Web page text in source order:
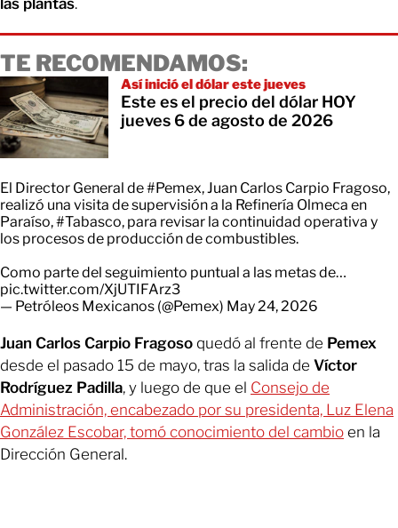
las plantas.
TE RECOMENDAMOS:
Así inició el dólar este jueves
Este es el precio del dólar HOY
jueves 6 de agosto de 2026
El Director General de#Pemex, Juan Carlos Carpio Fragoso,
realizó una visita de supervisión a la Refinería Olmeca en
Paraíso,#Tabasco, para revisar la continuidad operativa y
los procesos de producción de combustibles.
Como parte del seguimiento puntual a las metas de…
pic.twitter.com/XjUTIFArz3
— Petróleos Mexicanos (@Pemex) May 24, 2026
Juan Carlos Carpio Fragoso quedó al frente de Pemex
desde el pasado 15 de mayo, tras la salida de Víctor
Rodríguez Padilla, y luego de que el Consejo de
Administración, encabezado por su presidenta, Luz Elena
González Escobar, tomó conocimiento del cambio en la
Dirección General.